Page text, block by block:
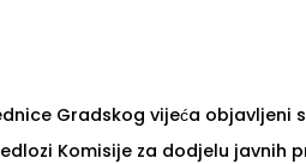
Gradskog vijeća objavljeni
Komisije za dodjelu javnih